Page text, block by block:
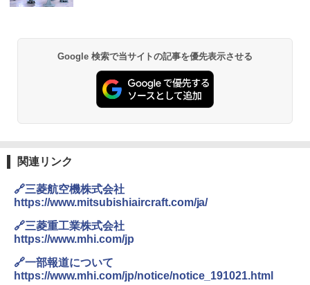
￥6,830
PYKES PEAK (パイクスピーク) 着替えテン
ト プライバシー テント 【中が透けない】 1
人用 折りたたみ 防災グッズ 災害用トイレ ビ
易 トイレテント (ブラック)
ENDLESS BASE 《めざましテレビで紹介》
テント ワンタッチ RENEW 幅200 2-3人用 43
￥5,999
[キャンパーズコレクション 山善] 傘みたいに
【日本企業販売】超強力クマ対策スプレー 30
0ml（連続噴射30秒）110ml（連続噴射15
秒）射程5～10m 安全ロック搭載 携帯収納袋
関の購入実績 登山・キャンプ・アウトドア・
026リニューアル 急速冷凍 空間倍増 衛生的
コンパクト 保冷力長持ち
￥2,980
Google 検索で当サイトの記事を優先表示させる
関連リンク
🔗三菱航空機株式会社
https://www.mitsubishiaircraft.com/ja/
🔗三菱重工業株式会社
https://www.mhi.com/jp
🔗一部報道について
https://www.mhi.com/jp/notice/notice_191021.html